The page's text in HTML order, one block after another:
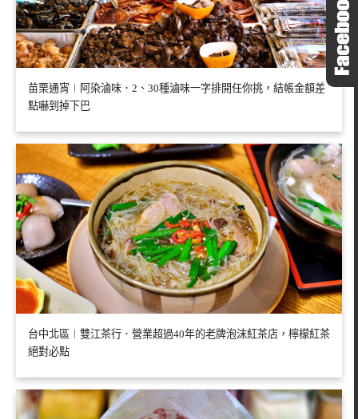
苗栗通宵︱阿染滷味．2、30種滷味一字排開任你挑，結帳金額差
點嚇到掉下巴
台中北區︱雙江茶行．營業超過40年的老牌泡沫紅茶店，檸檬紅茶
絕對必點